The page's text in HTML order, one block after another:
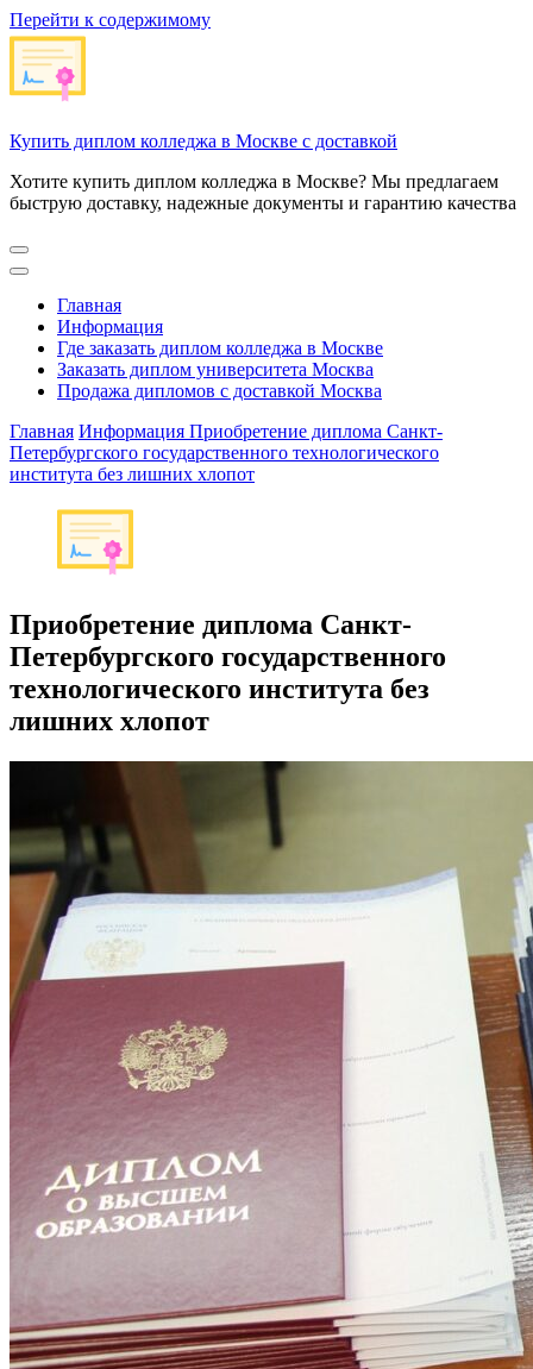
Перейти к содержимому
Купить диплом колледжа в Москве с доставкой
Хотите купить диплом колледжа в Москве? Мы предлагаем
быструю доставку, надежные документы и гарантию качества
Главная
Информация
Где заказать диплом колледжа в Москве
Заказать диплом университета Москва
Продажа дипломов с доставкой Москва
Главная Информация Приобретение диплома Санкт-
Петербургского государственного технологического
института без лишних хлопот
Приобретение диплома Санкт-
Петербургского государственного
технологического института без
лишних хлопот